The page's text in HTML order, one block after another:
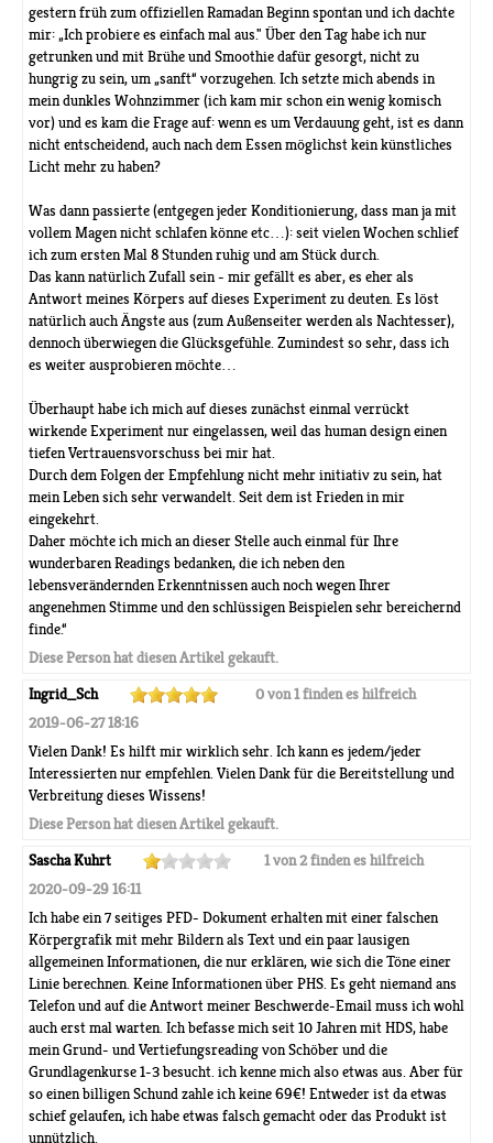
gestern früh zum offiziellen Ramadan Beginn spontan und ich dachte
mir: „Ich probiere es einfach mal aus." Über den Tag habe ich nur
getrunken und mit Brühe und Smoothie dafür gesorgt, nicht zu
hungrig zu sein, um „sanft“ vorzugehen. Ich setzte mich abends in
mein dunkles Wohnzimmer (ich kam mir schon ein wenig komisch
vor) und es kam die Frage auf: wenn es um Verdauung geht, ist es dann
nicht entscheidend, auch nach dem Essen möglichst kein künstliches
Licht mehr zu haben?
Was dann passierte (entgegen jeder Konditionierung, dass man ja mit
vollem Magen nicht schlafen könne etc…): seit vielen Wochen schlief
ich zum ersten Mal 8 Stunden ruhig und am Stück durch.
Das kann natürlich Zufall sein - mir gefällt es aber, es eher als
Antwort meines Körpers auf dieses Experiment zu deuten. Es löst
natürlich auch Ängste aus (zum Außenseiter werden als Nachtesser),
dennoch überwiegen die Glücksgefühle. Zumindest so sehr, dass ich
es weiter ausprobieren möchte…
Überhaupt habe ich mich auf dieses zunächst einmal verrückt
wirkende Experiment nur eingelassen, weil das human design einen
tiefen Vertrauensvorschuss bei mir hat.
Durch dem Folgen der Empfehlung nicht mehr initiativ zu sein, hat
mein Leben sich sehr verwandelt. Seit dem ist Frieden in mir
eingekehrt.
Daher möchte ich mich an dieser Stelle auch einmal für Ihre
wunderbaren Readings bedanken, die ich neben den
lebensverändernden Erkenntnissen auch noch wegen Ihrer
angenehmen Stimme und den schlüssigen Beispielen sehr bereichernd
finde.“
Diese Person hat diesen Artikel gekauft.
Ingrid_Sch
0 von 1 finden es hilfreich
2019-06-27 18:16
Vielen Dank! Es hilft mir wirklich sehr. Ich kann es jedem/jeder
Interessierten nur empfehlen. Vielen Dank für die Bereitstellung und
Verbreitung dieses Wissens!
Diese Person hat diesen Artikel gekauft.
Sascha Kuhrt
1 von 2 finden es hilfreich
2020-09-29 16:11
Ich habe ein 7 seitiges PFD- Dokument erhalten mit einer falschen
Körpergrafik mit mehr Bildern als Text und ein paar lausigen
allgemeinen Informationen, die nur erklären, wie sich die Töne einer
Linie berechnen. Keine Informationen über PHS. Es geht niemand ans
Telefon und auf die Antwort meiner Beschwerde-Email muss ich wohl
auch erst mal warten. Ich befasse mich seit 10 Jahren mit HDS, habe
mein Grund- und Vertiefungsreading von Schöber und die
Grundlagenkurse 1-3 besucht. ich kenne mich also etwas aus. Aber für
so einen billigen Schund zahle ich keine 69€! Entweder ist da etwas
schief gelaufen, ich habe etwas falsch gemacht oder das Produkt ist
unnützlich.